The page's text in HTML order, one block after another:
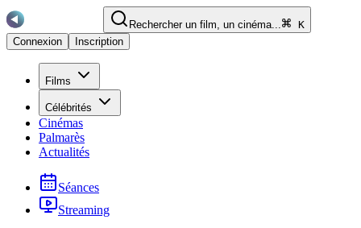
Rechercher un film, un cinéma...
K
Connexion
Inscription
Films
Célébrités
Cinémas
Palmarès
Actualités
Séances
Streaming